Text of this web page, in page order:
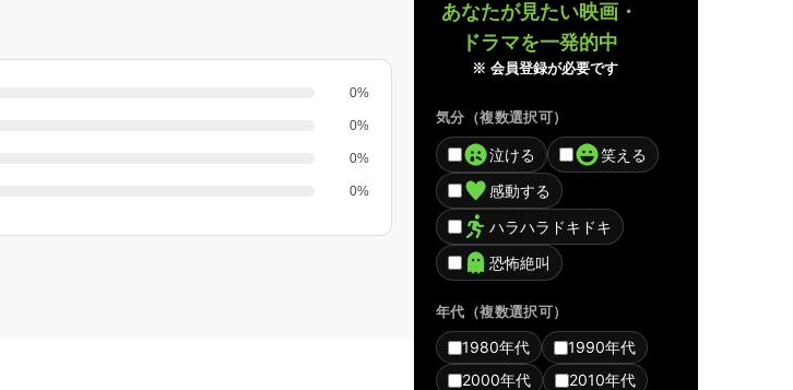
0%
0%
0%
0%
あなたが見たい映画・
ドラマを一発的中
※ 会員登録が必要です
気分（複数選択可）
泣ける
笑える
感動する
ハラハラドキドキ
恐怖絶叫
年代（複数選択可）
1980年代
1990年代
2000年代
2010年代